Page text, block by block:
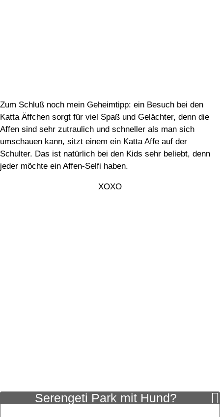
Zum Schluß noch mein Geheimtipp: ein Besuch bei den
Katta Äffchen sorgt für viel Spaß und Gelächter, denn die
Affen sind sehr zutraulich und schneller als man sich
umschauen kann, sitzt einem ein Katta Affe auf der
Schulter. Das ist natürlich bei den Kids sehr beliebt, denn
jeder möchte ein Affen-Selfi haben.
XOXO
Serengeti Park mit Hund?